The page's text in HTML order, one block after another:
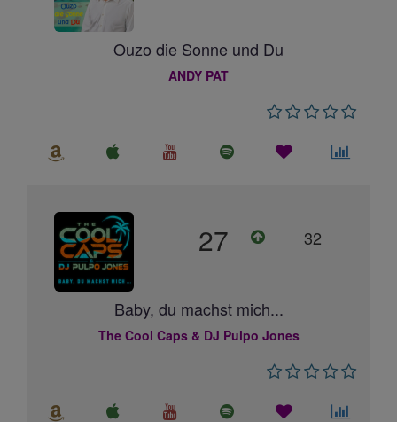
Ouzo die Sonne und Du
ANDY PAT
27 32
Baby, du machst mich...
The Cool Caps & DJ Pulpo Jones